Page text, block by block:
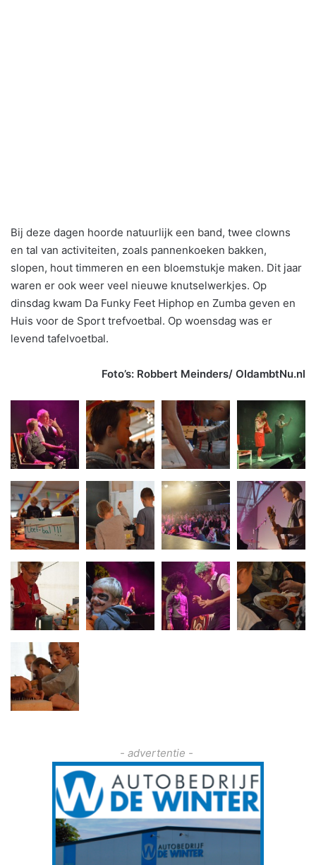
Bij deze dagen hoorde natuurlijk een band, twee clowns
en tal van activiteiten, zoals pannenkoeken bakken,
slopen, hout timmeren en een bloemstukje maken. Dit jaar
waren er ook weer veel nieuwe knutselwerkjes. Op
dinsdag kwam Da Funky Feet Hiphop en Zumba geven en
Huis voor de Sport trefvoetbal. Op woensdag was er
levend tafelvoetbal.
Foto’s: Robbert Meinders/ OldambtNu.nl
- advertentie -